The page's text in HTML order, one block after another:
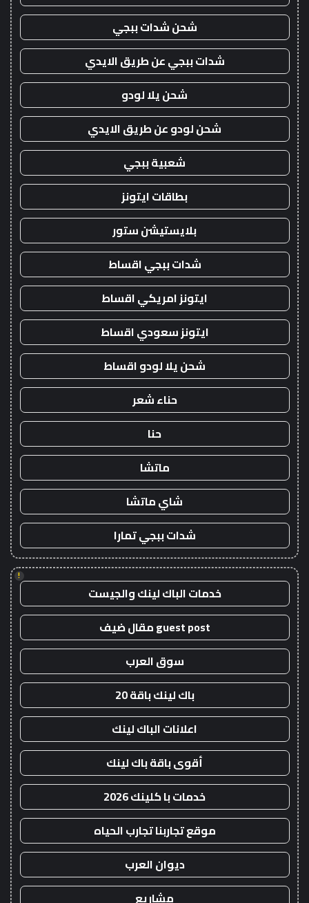
شحن شدات ببجي
شدات ببجي عن طريق الايدي
شحن يلا لودو
شحن لودو عن طريق الايدي
شعبية ببجي
بطاقات ايتونز
بلايستيشن ستور
شدات ببجي اقساط
ايتونز امريكي اقساط
ايتونز سعودي اقساط
شحن يلا لودو اقساط
حناء شعر
حنا
ماتشا
شاي ماتشا
شدات ببجي تمارا
!
خدمات الباك لينك والجيست
guest post مقال ضيف
سوق العرب
باك لينك باقة 20
اعلانات الباك لينك
أقوى باقة باك لينك
خدمات با كلينك 2026
موقع تجاربنا تجارب الحياه
ديوان العرب
مشاريع